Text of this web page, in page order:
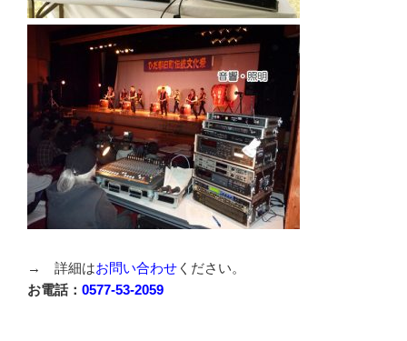
→ 詳細はお問い合わせ ください。
お電話： 0577-53-2059